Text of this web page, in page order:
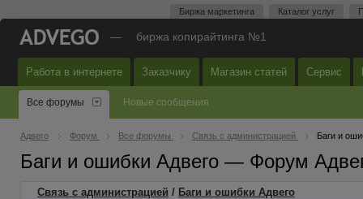
Биржа маркетинга Каталог услуг
— биржа копирайтинга №1
Работа в интернете Заказчику Магазин статей Сервис
Все форумы Новые сообщения
Адвего Форум Все форумы Связь с администрацией Баги и
Баги и ошибки Адвего — Форум
Связь с администрацией / Баги и ошибки Адвего